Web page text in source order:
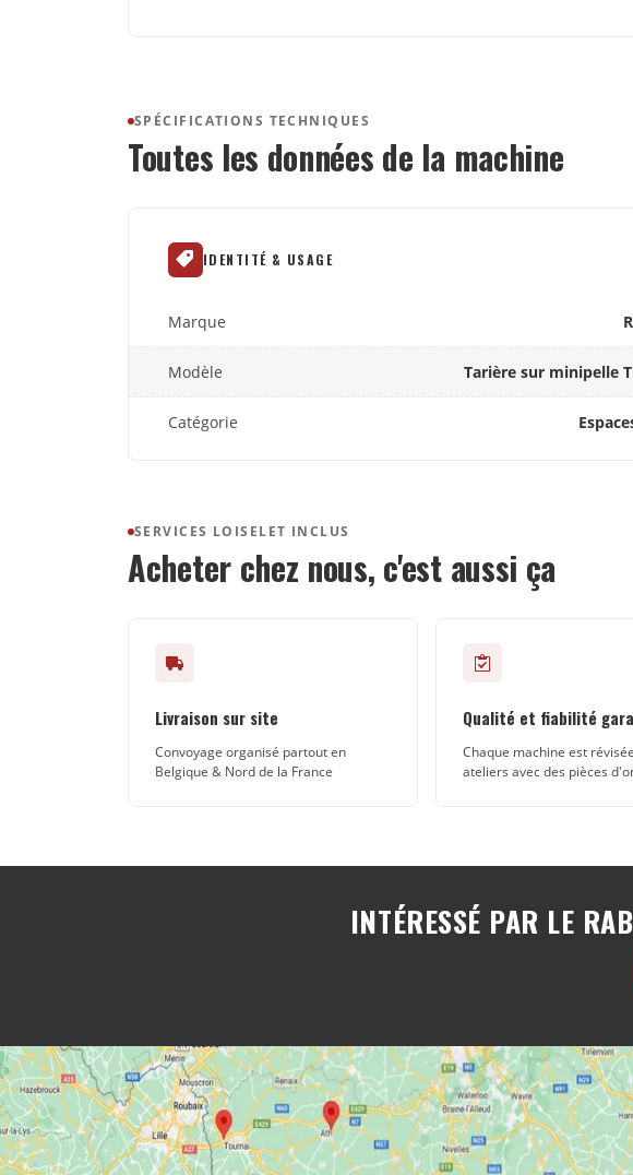
SPÉCIFICATIONS TECHNIQUES
Toutes les données de la machine
IDENTITÉ & USAGE
Marque
Modèle Tarière sur minipelle
Catégorie
SERVICES LOISELET INCLUS
Acheter chez nous, c'est aussi ça
Livraison sur site
Convoyage organisé partout en
Belgique & Nord de la France
Qualité et fiabilité
Chaque machine est
ateliers avec des pièces
INTÉRESSÉ PAR LE